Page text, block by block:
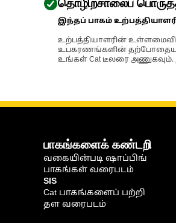
தொழிற்சாலைப்
இந்தப் பாகம்
உற்பத்தியாளரின்
உபகரணங்களின் தற்போதைய
உங்கள் Cat டீலரை அணுகவும்.
பாகங்களைக் கண்டறி
வகையின்படி ஷாப்பிங்
பாகங்கள் வரைபடம்
SIS
Cat பாகங்களைப் பற்றி
தள வரைபடம்